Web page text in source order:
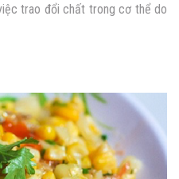
trao đổi chất trong cơ thể do